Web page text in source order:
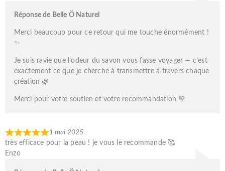
Réponse de Belle Ö Naturel
Merci beaucoup pour ce retour qui me touche énormément !
✨
Je suis ravie que l’odeur du savon vous fasse voyager — c’est
exactement ce que je cherche à transmettre à travers chaque
création 🌿
Merci pour votre soutien et votre recommandation 💚
1 mai 2025
très efficace pour la peau ! je vous le recommande 🥰
Enzo